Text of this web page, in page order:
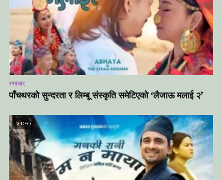
समाचार
पाँचथरको सुन्दरता र लिम्बू संस्कृति समेटिएको ‘लैजाऊ मलाई २’
VIDEO